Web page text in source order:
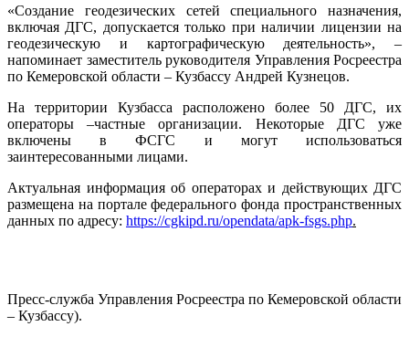
«Создание геодезических сетей специального назначения,
включая ДГС, допускается только при наличии лицензии на
геодезическую и картографическую деятельность», –
напоминает заместитель руководителя Управления Росреестра
по Кемеровской области – Кузбассу Андрей Кузнецов.
На территории Кузбасса расположено более 50 ДГС, их
операторы –частные организации. Некоторые ДГС уже
включены в ФСГС и могут использоваться
заинтересованными лицами.
Актуальная информация об операторах и действующих ДГС
размещена на портале федерального фонда пространственных
данных по адресу: https://cgkipd.ru/opendata/apk-fsgs.php.
Пресс-служба Управления Росреестра по Кемеровской области
– Кузбассу).